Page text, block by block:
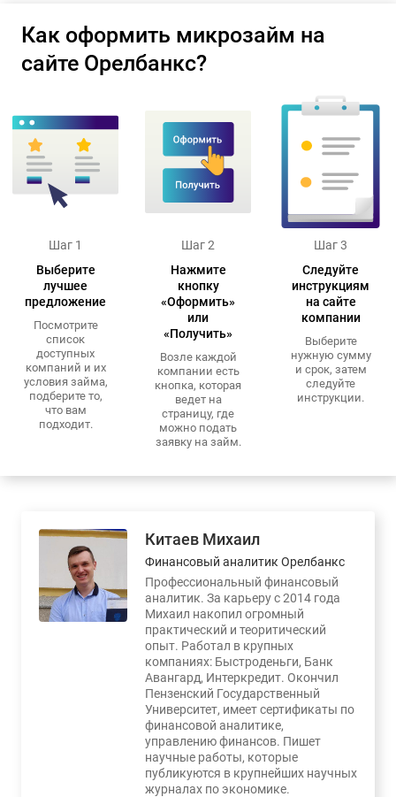
Как оформить микрозайм на
сайте Орелбанкс?
Шаг 1
Выберите
лучшее
предложение
Посмотрите
список
доступных
компаний и их
условия займа,
подберите то,
что вам
подходит.
Шаг 2
Нажмите
кнопку
«Оформить»
или
«Получить»
Возле каждой
компании есть
кнопка, которая
ведет на
страницу, где
можно подать
заявку на займ.
Шаг 3
Следуйте
инструкциям
на сайте
компании
Выберите
нужную сумму
и срок, затем
следуйте
инструкции.
Китаев Михаил
Финансовый аналитик Орелбанкс
Профессиональный финансовый
аналитик. За карьеру с 2014 года
Михаил накопил огромный
практический и теоритический
опыт. Работал в крупных
компаниях: Быстроденьги, Банк
Авангард, Интеркредит. Окончил
Пензенский Государственный
Университет, имеет сертификаты по
финансовой аналитике,
управлению финансов. Пишет
научные работы, которые
публикуются в крупнейших научных
журналах по экономике.